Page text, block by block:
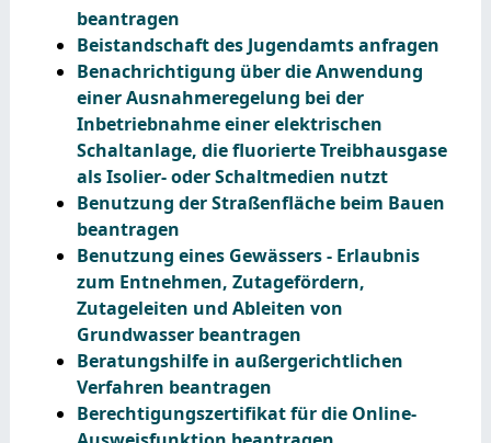
beantragen
Beistandschaft des Jugendamts anfragen
Benachrichtigung über die Anwendung
einer Ausnahmeregelung bei der
Inbetriebnahme einer elektrischen
Schaltanlage, die fluorierte Treibhausgase
als Isolier- oder Schaltmedien nutzt
Benutzung der Straßenfläche beim Bauen
beantragen
Benutzung eines Gewässers - Erlaubnis
zum Entnehmen, Zutagefördern,
Zutageleiten und Ableiten von
Grundwasser beantragen
Beratungshilfe in außergerichtlichen
Verfahren beantragen
Berechtigungszertifikat für die Online-